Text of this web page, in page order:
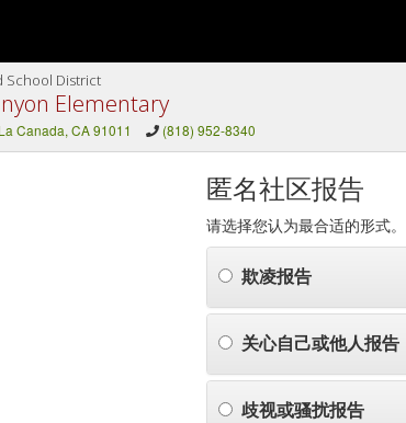
School District
Elementary
Canada, CA 91011 (818) 952-8340
匿名社区报告
请选择您认为最合适的形式。
欺凌报告
关心自己或他人报告
歧视或骚扰报告